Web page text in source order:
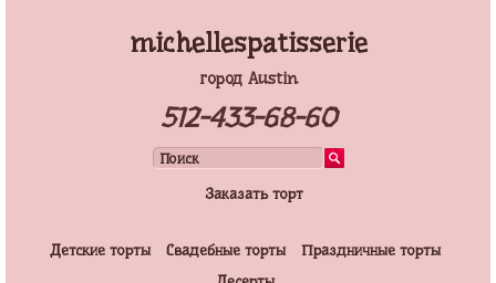
michellespatisserie
город Austin
512-433-68-60
Заказать торт
Детские торты Свадебные торты
Праздничные торты